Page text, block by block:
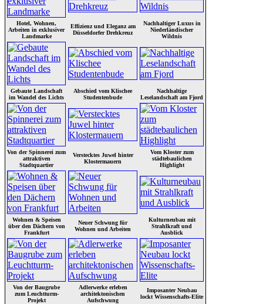
Hotel, Wohnen,
Arbeiten in exklusiver
Landmarke
Effizienz und Eleganz am
Düsseldorfer Drehkreuz
Nachhaltiger Luxus in
Niederländischer
Wildnis
Gebaute Landschaft
im Wandel des Lichts
Abschied vom Klischee
Studentenbude
Nachhaltige
Leselandschaft am Fjord
Von der Spinnerei zum
attraktiven
Stadtquartier
Verstecktes Juwel hinter
Klostermauern
Vom Kloster zum
städtebaulichen
Highlight
Wohnen & Speisen
über den Dächern von
Frankfurt
Neuer Schwung für
Wohnen und Arbeiten
Kulturneubau mit
Strahlkraft und
Ausblick
Von der Baugrube
zum Leuchtturm-
Projekt
Adlerwerke erleben
architektonischen
Aufschwung
Imposanter Neubau
lockt Wissenschafts-Elite